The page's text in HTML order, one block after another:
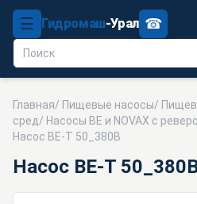
☰ Гидромаш-Урал ☎
Главная/ Пищевые насосы/
сред/ Насосы BE и NOVAX с
Насос BE-T 50_380В
Насос BE-T